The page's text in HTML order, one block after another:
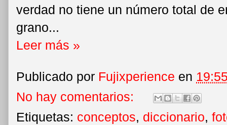
verdad no tiene un número total de
grano...
Leer más »
Publicado por Fujixperience en
No hay comentarios:
Etiquetas: conceptos, diccionario,